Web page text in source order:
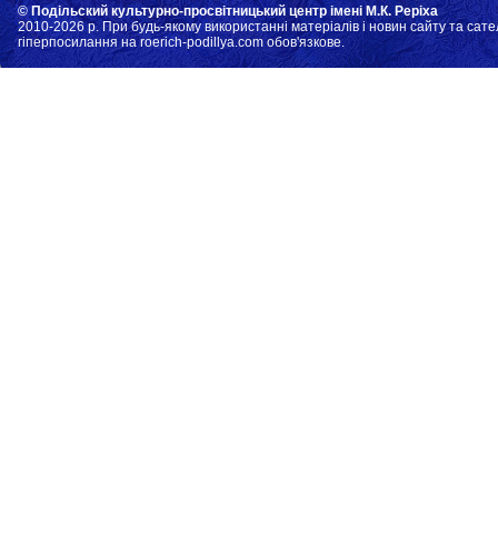
© Подільский культурно-просвітницький центр імені М.К. Реріха
2010-2026 р. При будь-якому використанні матеріалів і новин сайту та
гіперпосилання на roerich-podillya.com обов'язкове.